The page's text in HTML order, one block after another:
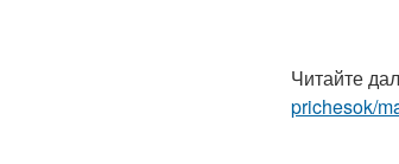
Читайте
prichesok/